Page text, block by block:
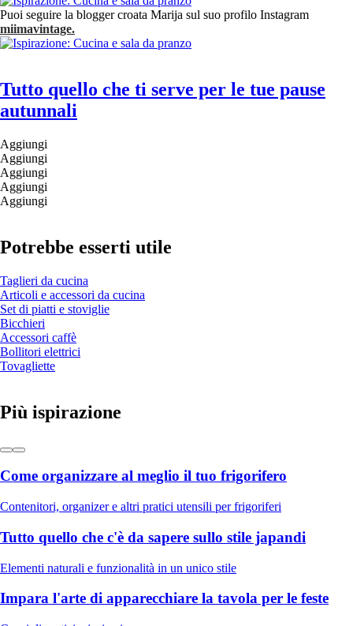
Puoi seguire la blogger croata Marija sul suo profilo Instagram
miimavintage.
Tutto quello che ti serve per le tue pause
autunnali
Aggiungi
Aggiungi
Aggiungi
Aggiungi
Aggiungi
Potrebbe esserti utile
Taglieri da cucina
Articoli e accessori da cucina
Set di piatti e stoviglie
Bicchieri
Accessori caffè
Bollitori elettrici
Tovagliette
Più ispirazione
Come organizzare al meglio il tuo frigorifero
Contenitori, organizer e altri pratici utensili per frigoriferi
Tutto quello che c'è da sapere sullo stile japandi
Elementi naturali e funzionalità in un unico stile
Impara l'arte di apparecchiare la tavola per le feste